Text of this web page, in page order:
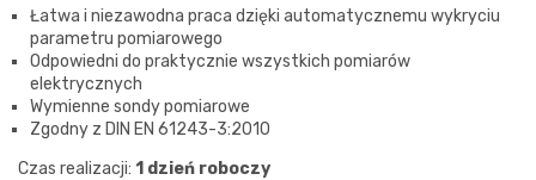
wynosiła:
814,26 zł.
wynosi:
757,26 zł.
Łatwa i niezawodna praca dzięki automatycznemu wykryciu
parametru pomiarowego
Odpowiedni do praktycznie wszystkich pomiarów
elektrycznych
Wymienne sondy pomiarowe
Zgodny z DIN EN 61243-3:2010
Czas realizacji: 1 dzień roboczy